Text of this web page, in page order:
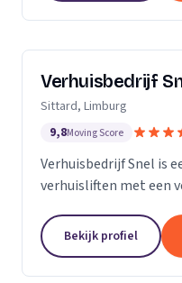
Verhuisbedrijf
Sittard, Limburg
9,8Moving Score
Verhuisbedrijf Snel is
verhuisliften met een
Bekijk profiel